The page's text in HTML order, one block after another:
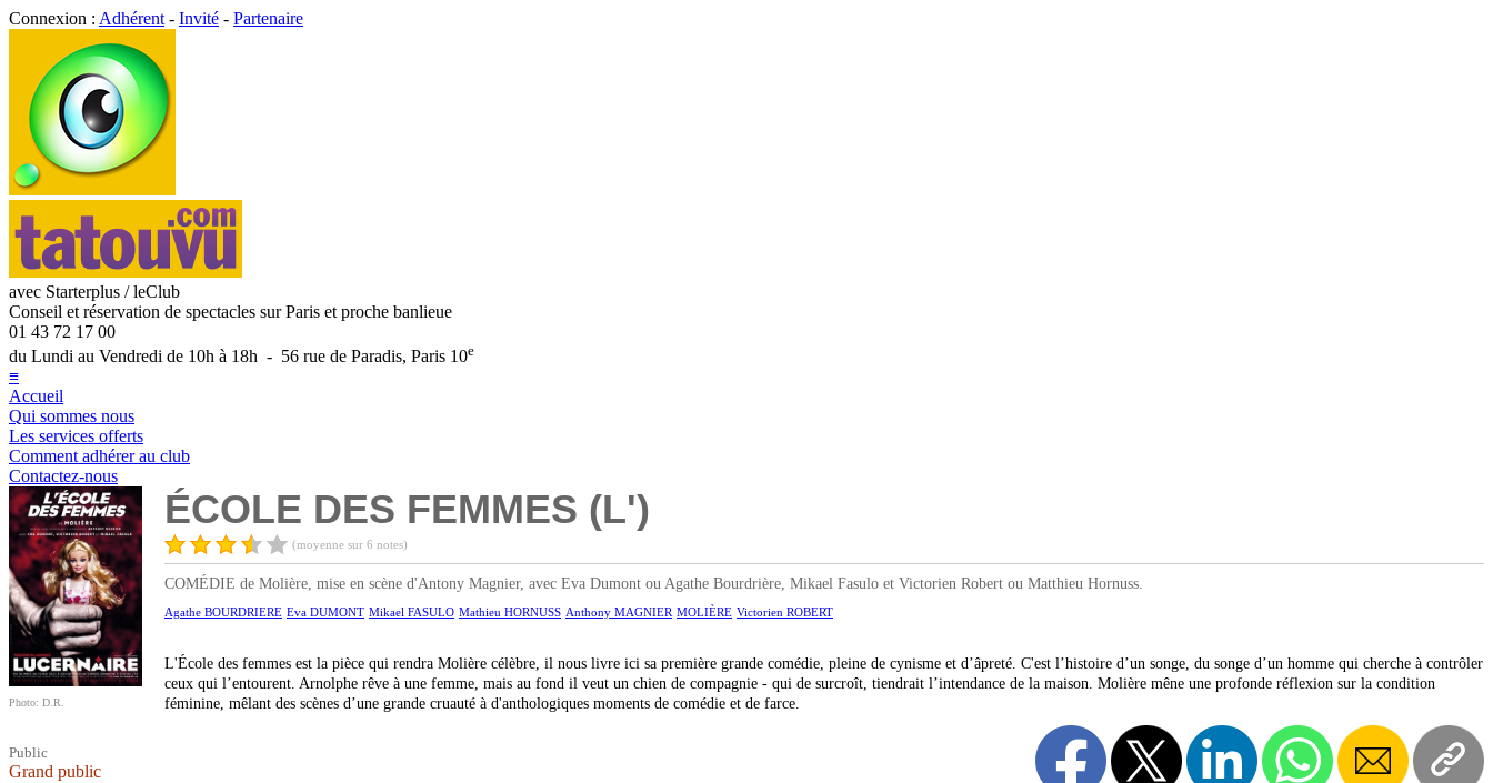
Connexion : Adhérent - Invité - Partenaire
avec Starterplus / leClub
Conseil et réservation de spectacles sur Paris et proche banlieue
01 43 72 17 00
du Lundi au Vendredi de 10h à 18h - 56 rue de Paradis, Paris 10e
≡
Accueil
Qui sommes nous
Les services offerts
Comment adhérer au club
Contactez-nous
Photo: D.R.
Public
Grand public
ÉCOLE DES FEMMES (L')
(moyenne sur 6 notes)
COMÉDIE de Molière, mise en scène d'Antony Magnier, avec Eva Dumont ou Agathe Bourdrière, Mikael Fasulo et Victorien Robert ou Matthieu Hornuss.
Agathe BOURDRIERE Eva DUMONT Mikael FASULO Mathieu HORNUSS Anthony MAGNIER MOLIÈRE Victorien ROBERT
L'École des femmes est la pièce qui rendra Molière célèbre, il nous livre ici sa première grande comédie, pleine de cynisme et d’âpreté. C'est l’histoire d’un songe, du songe d’un homme qui cherche à contrôler
ceux qui l’entourent. Arnolphe rêve à une femme, mais au fond il veut un chien de compagnie - qui de surcroît, tiendrait l’intendance de la maison. Molière mêne une profonde réflexion sur la condition
féminine, mêlant des scènes d’une grande cruauté à d'anthologiques moments de comédie et de farce.